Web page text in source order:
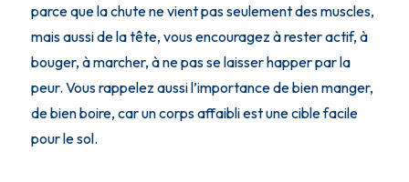
parce que la chute ne vient pas seulement des muscles,
mais aussi de la tête, vous encouragez à rester actif, à
bouger, à marcher, à ne pas se laisser happer par la
peur. Vous rappelez aussi l’importance de bien manger,
de bien boire, car un corps affaibli est une cible facile
pour le sol.